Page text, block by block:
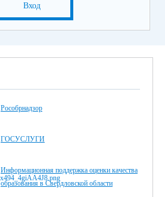
Вход
Рособрнадзор
ГОСУСЛУГИ
Информационная поддержка оценки качества
образования в Свердловской области